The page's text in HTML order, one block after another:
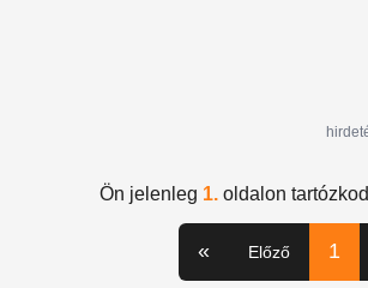
Ön jelenleg 1. oldalon
« Előző 1